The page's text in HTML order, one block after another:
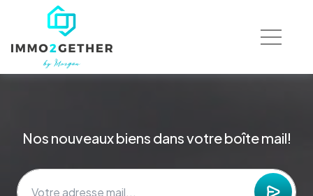
Nos nouveaux biens dans votre boîte mail!